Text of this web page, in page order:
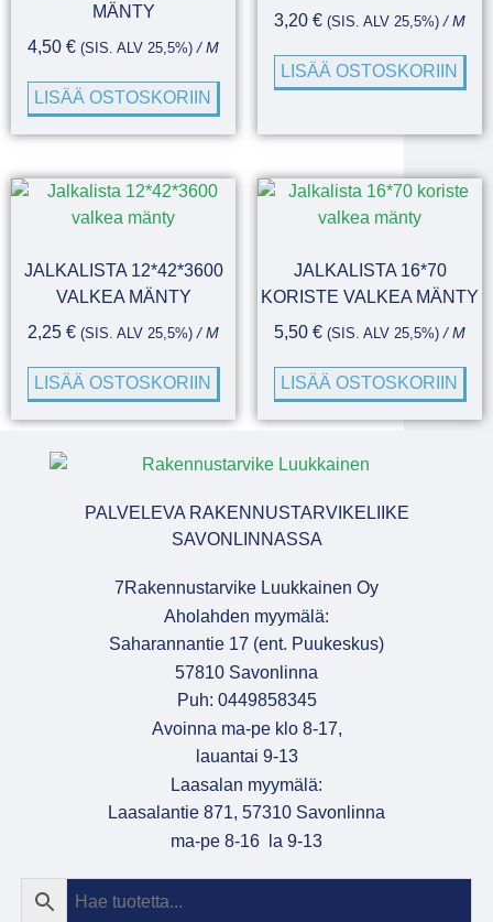
MÄNTY
4,50 € (SIS. ALV 25,5%) / M
LISÄÄ OSTOSKORIIN
3,20 € (SIS. ALV 25,5%) / M
LISÄÄ OSTOSKORIIN
JALKALISTA 12*42*3600
VALKEA MÄNTY
2,25 € (SIS. ALV 25,5%) / M
LISÄÄ OSTOSKORIIN
JALKALISTA 16*70
KORISTE VALKEA MÄNTY
5,50 € (SIS. ALV 25,5%) / M
LISÄÄ OSTOSKORIIN
PALVELEVA RAKENNUSTARVIKELIIKE
SAVONLINNASSA
7Rakennustarvike Luukkainen Oy
Aholahden myymälä:
Saharannantie 17 (ent. Puukeskus)
57810 Savonlinna
Puh: 0449858345
Avoinna ma-pe klo 8-17,
lauantai 9-13
Laasalan myymälä:
Laasalantie 871, 57310 Savonlinna
ma-pe 8-16 la 9-13